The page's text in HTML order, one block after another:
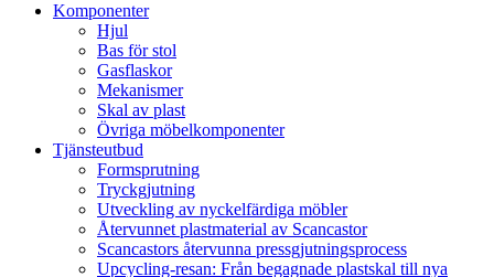
Komponenter
Hjul
Bas för stol
Gasflaskor
Mekanismer
Skal av plast
Övriga möbelkomponenter
Tjänsteutbud
Formsprutning
Tryckgjutning
Utveckling av nyckelfärdiga möbler
Återvunnet plastmaterial av Scancastor
Scancastors återvunna pressgjutningsprocess
Upcycling-resan: Från begagnade plastskal till nya